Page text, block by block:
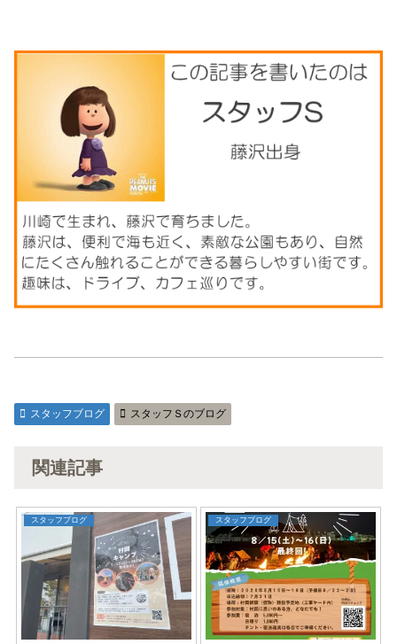
スタッフブログ スタッフＳのブログ
関連記事
スタッフブログ スタッフブログ